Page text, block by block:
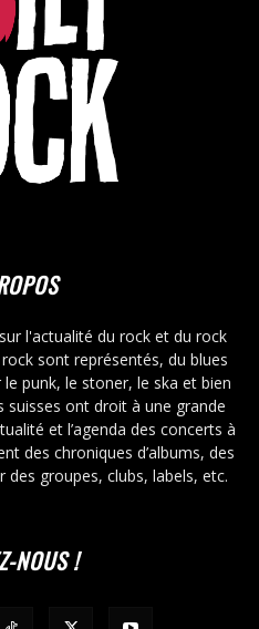
l'actualité du rock et du rock
sont représentés, du blues
punk, le stoner, le ska et bien
suisses ont droit à une grande
et l’agenda des concerts à
des chroniques d’albums, des
groupes, clubs, labels, etc.
NOUS !